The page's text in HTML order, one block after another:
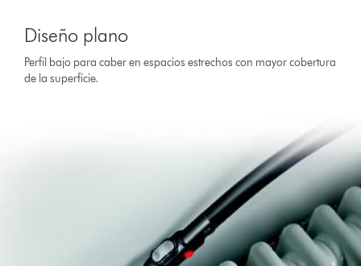
Diseño plano
Perfil bajo para caber en espacios estrechos con mayor cobertura
de la superficie.